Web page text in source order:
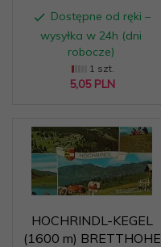
Dostępne od ręki –
wysyłka w 24h (dni
robocze)
1 szt.
5,05 PLN
HOCHRINDL-KEGEL
(1600 m) BRETTHOHE